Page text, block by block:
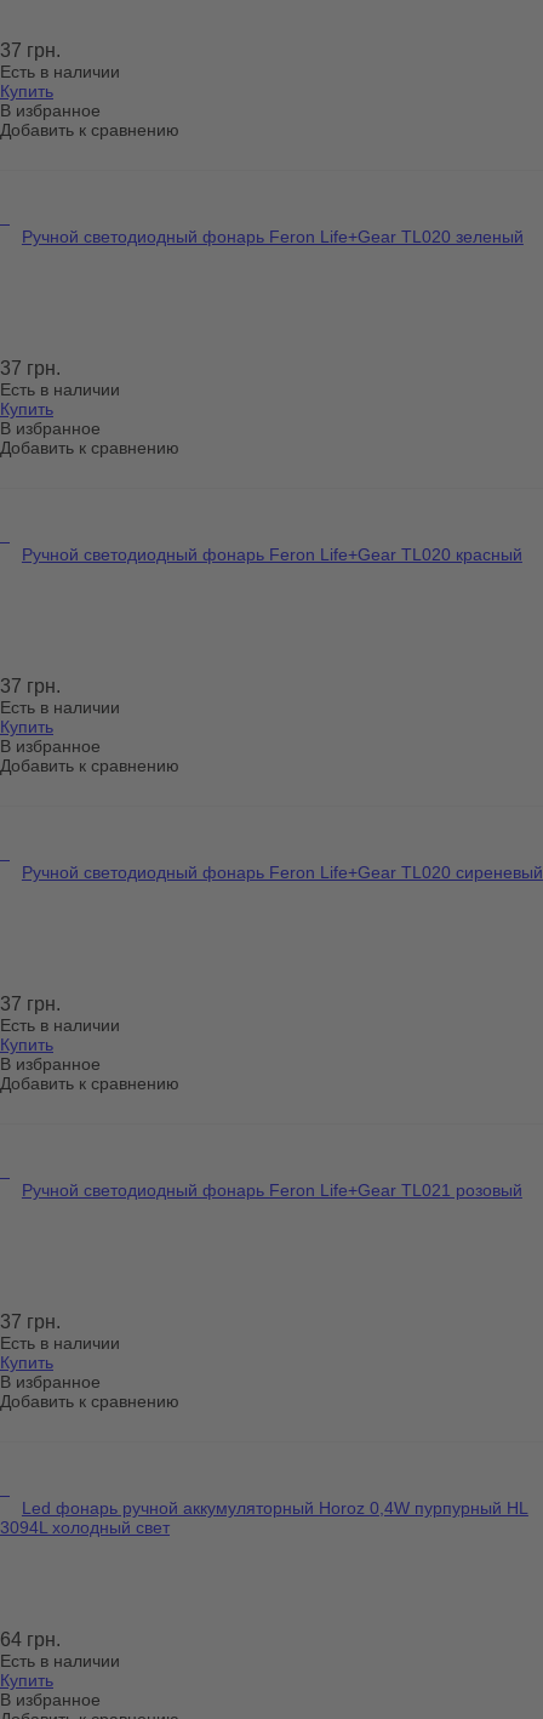
37 грн.
Есть в наличии
Купить
В избранное
Добавить к сравнению
Ручной светодиодный фонарь Feron Life+Gear TL020 зеленый
37 грн.
Есть в наличии
Купить
В избранное
Добавить к сравнению
Ручной светодиодный фонарь Feron Life+Gear TL020 красный
37 грн.
Есть в наличии
Купить
В избранное
Добавить к сравнению
Ручной светодиодный фонарь Feron Life+Gear TL020 сиреневый
37 грн.
Есть в наличии
Купить
В избранное
Добавить к сравнению
Ручной светодиодный фонарь Feron Life+Gear TL021 розовый
37 грн.
Есть в наличии
Купить
В избранное
Добавить к сравнению
Led фонарь ручной аккумуляторный Horoz 0,4W пурпурный HL
3094L холодный свет
64 грн.
Есть в наличии
Купить
В избранное